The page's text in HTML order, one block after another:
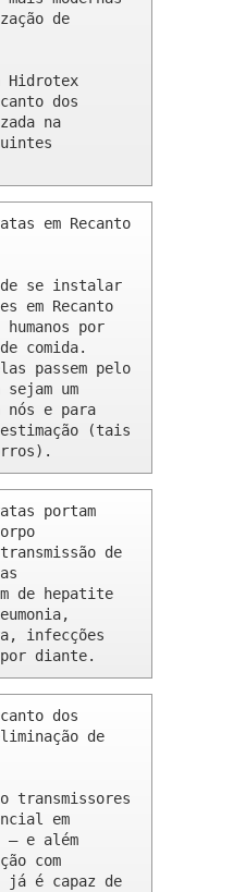
de
Hidrotex
dos
na
em Recanto
de se instalar
em Recanto
por
comida.
passem pelo
um
nós e para
(tais
portam
de
de hepatite
infecções
diante.
dos
de
transmissores
em
– e além
com
já é capaz de